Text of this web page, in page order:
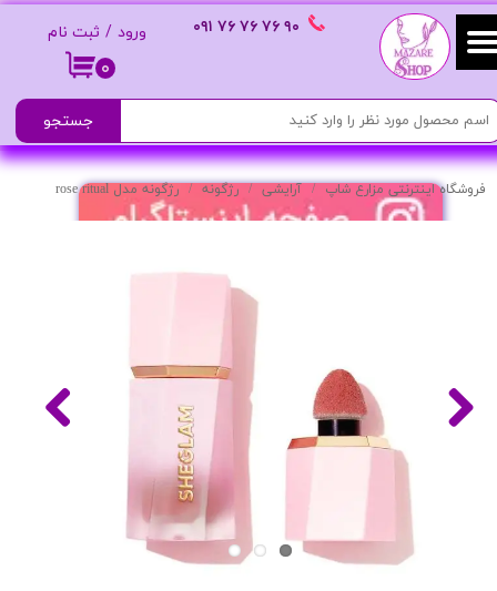
۰
ورود / ثبت نام
حساب کاربری من
تغییر گذر واژه
سفارشات
خروج از حساب کاربری
٩٠ ٧۶ ٧۶ ٧۶ ٠٩١
جستجو
فروشگاه اینترنتی مزارع شاپ آرایشی رژگونه رژگونه مدل rose ritual